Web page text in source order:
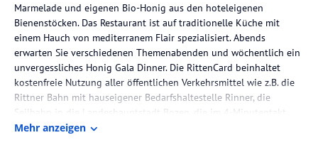
Marmelade und eigenen Bio-Honig aus den hoteleigenen
Bienenstöcken. Das Restaurant ist auf traditionelle Küche mit
einem Hauch von mediterranem Flair spezialisiert. Abends
erwarten Sie verschiedenen Themenabenden und wöchentlich ein
unvergessliches Honig Gala Dinner. Die RittenCard beinhaltet
kostenfreie Nutzung aller öffentlichen Verkehrsmittel wie z.B. die
Rittner Bahn mit hauseigener Bedarfshaltestelle Rinner, die
Seilbahn in die Landeshauptstadt Bozen, die im 4-Minutentakt
verkehrt und nicht zu vergessen die gratis Eintritte in mehr als 80
Mehr anzeigen